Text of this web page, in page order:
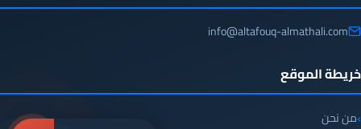
info@altafouq-almathali.com
خريطة الموقع
من نحن